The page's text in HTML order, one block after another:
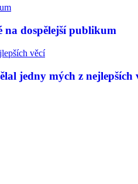
dospělejší publikum
jedny mých z nejlepších